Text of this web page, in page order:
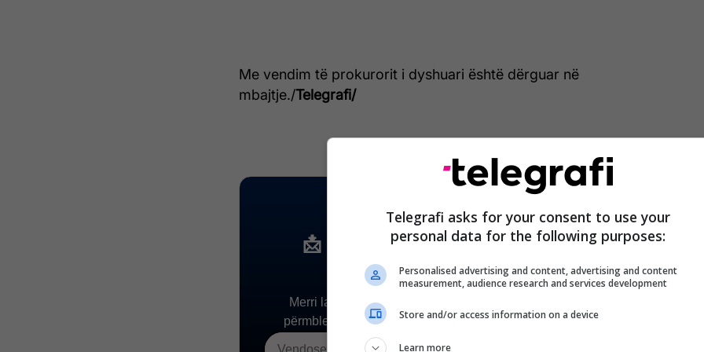
Me vendim të prokurorit i dyshuari është dërguar në
mbajtje./Telegrafi/
Telegrafi asks for your consent to use your
personal data for the following purposes:
Personalised advertising and content, advertising and content
measurement, audience research and services development
Store and/or access information on a device
Learn more